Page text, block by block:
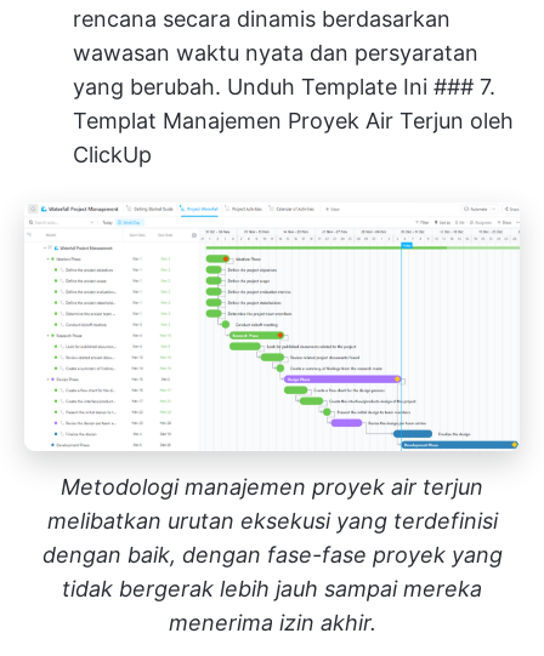
rencana secara dinamis berdasarkan
wawasan waktu nyata dan persyaratan
yang berubah. Unduh Template Ini ### 7.
Templat Manajemen Proyek Air Terjun oleh
ClickUp
Metodologi manajemen proyek air terjun
melibatkan urutan eksekusi yang terdefinisi
dengan baik, dengan fase-fase proyek yang
tidak bergerak lebih jauh sampai mereka
menerima izin akhir.